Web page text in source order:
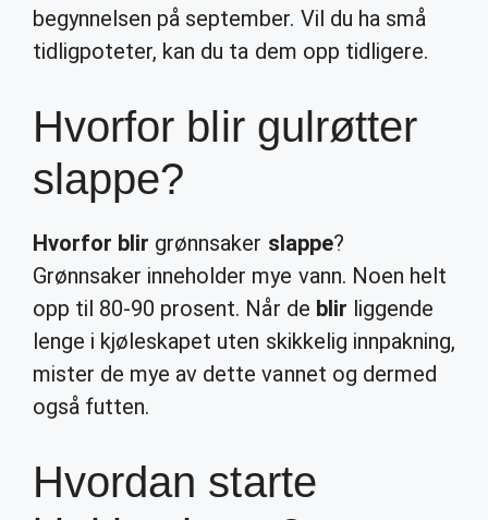
begynnelsen på september. Vil du ha små
tidligpoteter, kan du ta dem opp tidligere.
Hvorfor blir gulrøtter
slappe?
Hvorfor blir grønnsaker slappe?
Grønnsaker inneholder mye vann. Noen helt
opp til 80-90 prosent. Når de blir liggende
lenge i kjøleskapet uten skikkelig innpakning,
mister de mye av dette vannet og dermed
også futten.
Hvordan starte